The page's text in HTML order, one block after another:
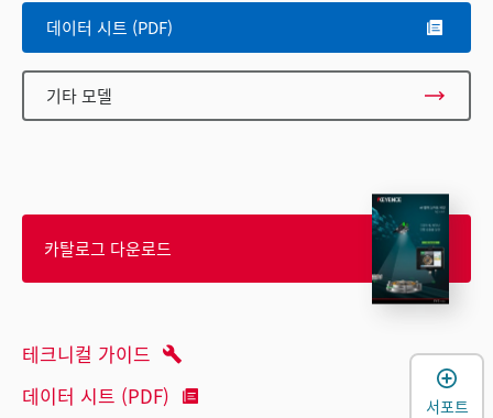
데이터 시트 (PDF)
기타 모델
카탈로그 다운로드
테크니컬 가이드
데이터 시트 (PDF)
서포트